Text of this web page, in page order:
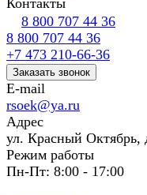
8 800 707 44 36
8 800 707 44 36
+7 473 210-66-36
Заказать звонок
E-mail
rsoek@ya.ru
Адрес
ул. Красный Октябрь,
Режим работы
Пн-Пт: 8:00 - 17:00